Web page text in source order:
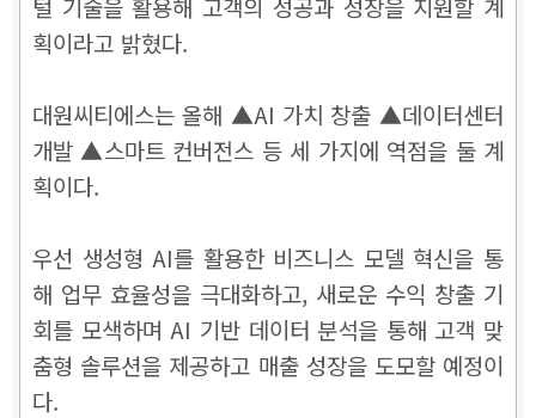
획이라고 밝혔다.
대원씨티에스는 올해 ▲AI 가치 창출 ▲데이터센터
개발 ▲스마트 컨버전스 등 세 가지에 역점을 둘 계
획이다.
우선 생성형 AI를 활용한 비즈니스 모델 혁신을 통
해 업무 효율성을 극대화하고, 새로운 수익 창출 기
회를 모색하며 AI 기반 데이터 분석을 통해 고객 맞
춤형 솔루션을 제공하고 매출 성장을 도모할 예정이
다.